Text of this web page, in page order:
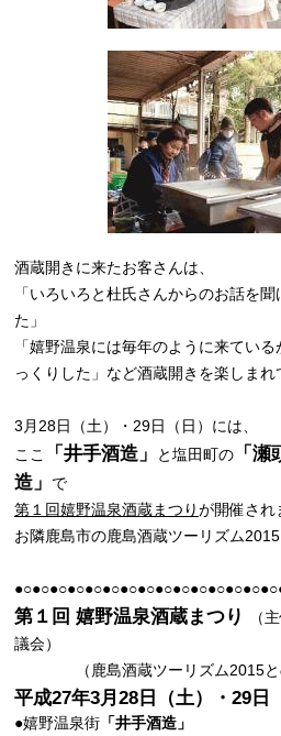
酒蔵開きに来たお客さんは、
「いろいろと杜氏さんからのお話を
た」
「嬉野温泉には毎年のように来てい
っくりした」など酒蔵開きを楽しま
3月28日（土）・29日（日）には、
ここ
「井手酒造」 と塩田町の
「
造」
で
第１回嬉野温泉酒蔵まつり が開催され
お隣鹿島市の鹿島酒蔵ツーリズム
第１回 嬉野温泉酒蔵まつり
（
議会）
（鹿島酒蔵ツーリズム2015と
平成27年3月28日（土）・29日
●嬉野温泉街 「井手酒造」